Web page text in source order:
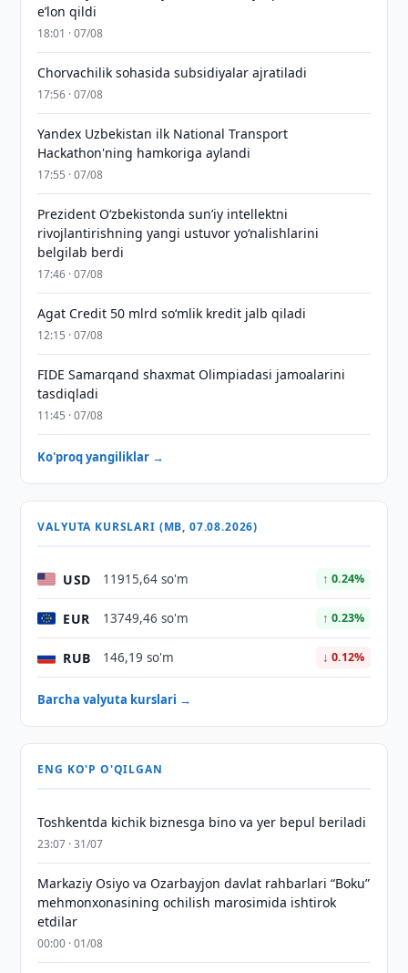
eʼlon qildi
18:01 · 07/08
Chorvachilik sohasida subsidiyalar ajratiladi
17:56 · 07/08
Yandex Uzbekistan ilk National Transport
Hackathon'ning hamkoriga aylandi
17:55 · 07/08
Prezident Oʻzbekistonda sunʼiy intellektni
rivojlantirishning yangi ustuvor yoʻnalishlarini
belgilab berdi
17:46 · 07/08
Agat Credit 50 mlrd so‘mlik kredit jalb qiladi
12:15 · 07/08
FIDE Samarqand shaxmat Olimpiadasi jamoalarini
tasdiqladi
11:45 · 07/08
Ko'proq yangiliklar →
VALYUTA KURSLARI (MB, 07.08.2026)
USD 11915,64 so'm ↑ 0.24%
EUR 13749,46 so'm ↑ 0.23%
RUB 146,19 so'm ↓ 0.12%
Barcha valyuta kurslari →
ENG KO'P O'QILGAN
Toshkentda kichik biznesga bino va yer bepul beriladi
23:07 · 31/07
Markaziy Osiyo va Ozarbayjon davlat rahbarlari “Boku”
mehmonxonasining ochilish marosimida ishtirok
etdilar
00:00 · 01/08